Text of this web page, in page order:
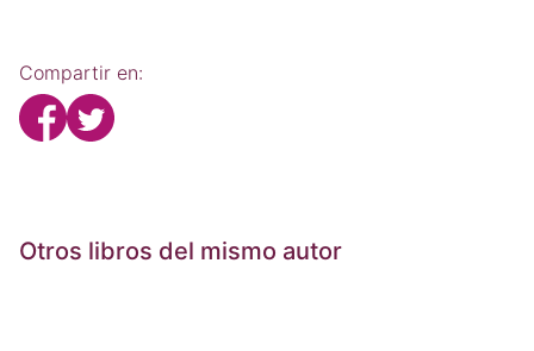
Compartir en:
Otros libros del mismo autor